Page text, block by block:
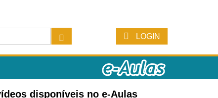
LOGIN
disponíveis no e-Aulas